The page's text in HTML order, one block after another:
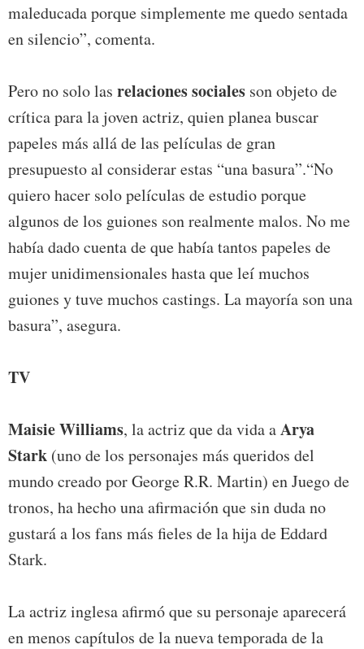
maleducada porque simplemente me quedo sentada
en silencio”, comenta.
Pero no solo las relaciones sociales son objeto de
crítica para la joven actriz, quien planea buscar
papeles más allá de las películas de gran
presupuesto al considerar estas “una basura”.“No
quiero hacer solo películas de estudio porque
algunos de los guiones son realmente malos. No me
había dado cuenta de que había tantos papeles de
mujer unidimensionales hasta que leí muchos
guiones y tuve muchos castings. La mayoría son una
basura”, asegura.
TV
Maisie Williams, la actriz que da vida aArya
Stark (uno de los personajes más queridos del
mundo creado por George R.R. Martin) en Juego de
tronos, ha hecho una afirmación que sin duda no
gustará a los fans más fieles de la hija de Eddard
Stark.
La actriz inglesa afirmó que su personaje aparecerá
en menos capítulos de la nueva temporada de la